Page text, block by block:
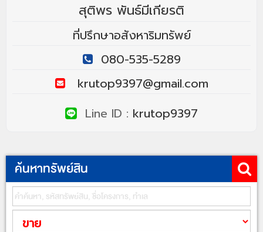
สุติพร พันธ์มีเกียรติ
ที่ปรึกษาอสังหาริมทรัพย์
080-535-5289
krutop9397@gmail.com
Line ID : krutop9397
ค้นหาทรัพย์สิน